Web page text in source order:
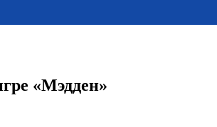
«Мэдден»